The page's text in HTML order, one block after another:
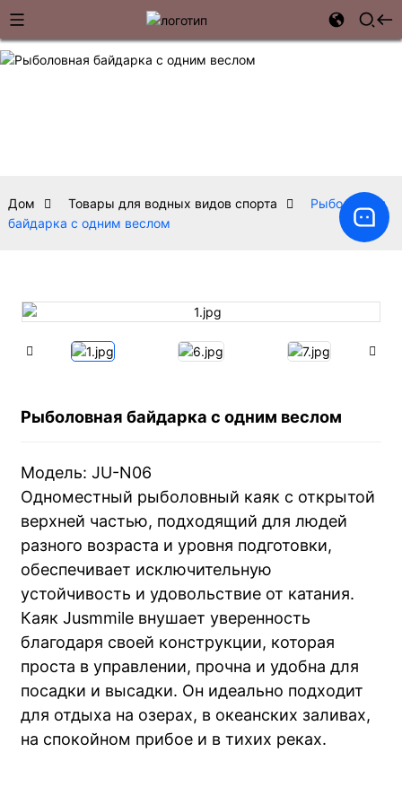
Дом Товары для водных видов спорта
Рыболовная
байдарка с одним веслом
Рыболовная байдарка с одним веслом
Модель: JU-N06
Одноместный рыболовный каяк с открытой
верхней частью, подходящий для людей
разного возраста и уровня подготовки,
обеспечивает исключительную
устойчивость и удовольствие от катания.
Каяк Jusmmile внушает уверенность
благодаря своей конструкции, которая
проста в управлении, прочна и удобна для
посадки и высадки. Он идеально подходит
для отдыха на озерах, в океанских заливах,
на спокойном прибое и в тихих реках.